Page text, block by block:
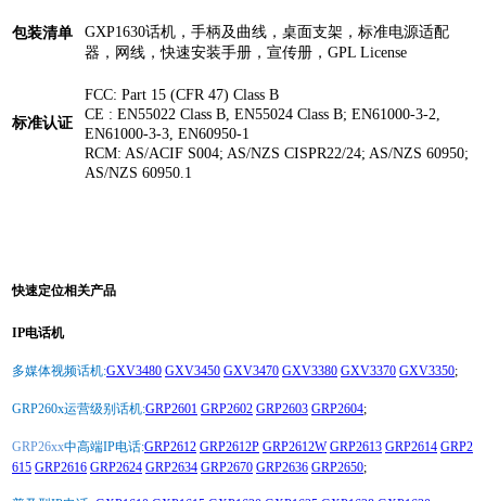
包装清单
GXP1630话机，手柄及曲线，桌面支架，标准电源适配
器，网线，快速安装手册，宣传册，GPL License
标准认证
FCC: Part 15 (CFR 47) Class B
CE : EN55022 Class B, EN55024 Class B; EN61000-3-2,
EN61000-3-3, EN60950-1
RCM: AS/ACIF S004; AS/NZS CISPR22/24; AS/NZS 60950;
AS/NZS 60950.1
快速定位相关产品
IP电话机
多媒体视频话机:GXV3480 GXV3450 GXV3470 GXV3380 GXV3370 GXV3350;
GRP260x运营级别话机:GRP2601 GRP2602 GRP2603 GRP2604;
GRP26xx中高端IP电话:GRP2612 GRP2612P GRP2612W GRP2613 GRP2614 GRP2
615 GRP2616 GRP2624 GRP2634 GRP2670 GRP2636 GRP2650;